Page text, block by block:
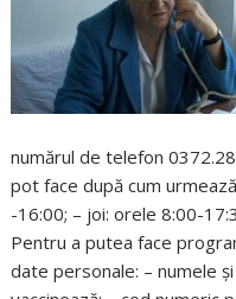
numărul de telefon
pot face după cum
-16:00; – joi: orele 8:00-
Pentru a putea face
date personale: – numele